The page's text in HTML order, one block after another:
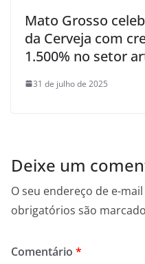
Mato Grosso
da Cerveja com
1.500% no setor
31 de julho de 2025
Deixe um
O seu endereço de e-
obrigatórios são
Comentário *